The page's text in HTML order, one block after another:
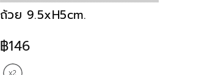
ถ้วย 9.5xH5cm.
฿146